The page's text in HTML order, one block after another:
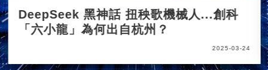
DeepSeek 黑神話 扭秧歌機械人...創科
「六小龍」為何出自杭州？
2025-03-24